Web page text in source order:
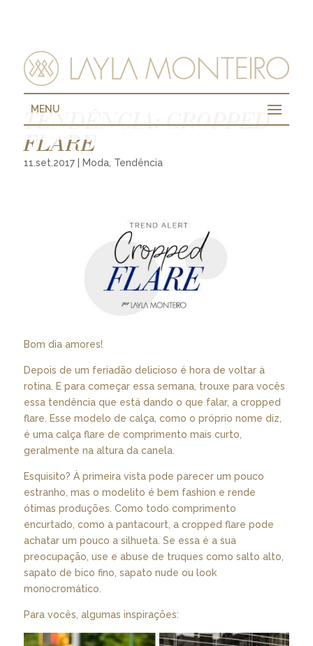
MENU
TENDÊNCIA: CROPPED
FLARE
11.set.2017| Moda, Tendência
Bom dia amores!
Depois de um feriadão delicioso é hora de voltar à
rotina. E para começar essa semana, trouxe para vocês
essa tendência que está dando o que falar, a cropped
flare. Esse modelo de calça, como o próprio nome diz,
é uma calça flare de comprimento mais curto,
geralmente na altura da canela.
Esquisito? À primeira vista pode parecer um pouco
estranho, mas o modelito é bem fashion e rende
ótimas produções. Como todo comprimento
encurtado, como a pantacourt, a cropped flare pode
achatar um pouco a silhueta. Se essa é a sua
preocupação, use e abuse de truques como salto alto,
sapato de bico fino, sapato nude ou look
monocromático.
Para vocês, algumas inspirações: